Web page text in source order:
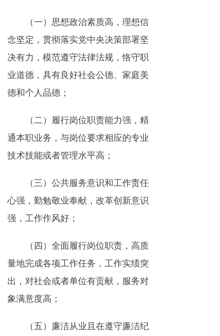
（一）思想政治素质高，理想信
念坚定，贯彻落实党中央决策部署坚
决有力，模范遵守法律法规，恪守职
业道德，具有良好社会公德、家庭美
德和个人品德；
（二）履行岗位职责能力强，精
通本职业务，与岗位要求相应的专业
技术技能或者管理水平高；
（三）公共服务意识和工作责任
心强，勤勉敬业奉献，改革创新意识
强，工作作风好；
（四）全面履行岗位职责，高质
量地完成各项工作任务，工作实绩突
出，对社会或者单位有贡献，服务对
象满意度高；
（五）廉洁从业且在遵守廉洁纪